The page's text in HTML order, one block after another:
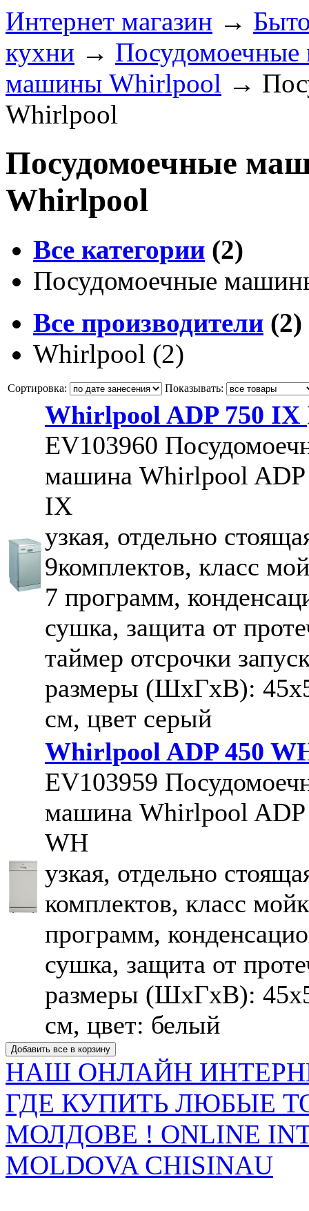
Интернет магазин →
кухни →
машины Whirlpool →
Whirlpool
Посудомоечные
Whirlpool
Все категории (2)
Посудомоечные
Все производители (2)
Whirlpool (2)
Сортировка: Показывать:
Whirlpool ADP 750 IX
EV103960
машина Whirlpool ADP
IX
узкая, отдельно
9комплектов, класс
7 программ,
сушка, защита от
таймер отсрочки
размеры (ШxГxВ):
см, цвет серый
Whirlpool ADP 450
EV103959
машина Whirlpool ADP
WH
узкая, отдельно
комплектов, класс
программ,
сушка, защита от
размеры (ШxГxВ):
см, цвет: белый
НАШ ОНЛАЙН
ГДЕ КУПИТЬ ЛЮБЫЕ
МОЛДОВЕ ! ONLINE
MOLDOVA CHISINAU